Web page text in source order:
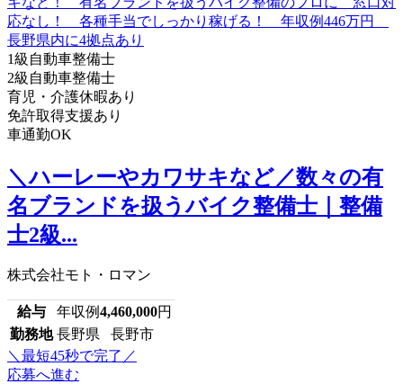
1級自動車整備士
2級自動車整備士
育児・介護休暇あり
免許取得支援あり
車通勤OK
＼ハーレーやカワサキなど／数々の有
名ブランドを扱うバイク整備士｜整備
士2級...
株式会社モト・ロマン
給与 年収例4,460,000円
勤務地 長野県 長野市
＼最短45秒で完了／
応募へ進む